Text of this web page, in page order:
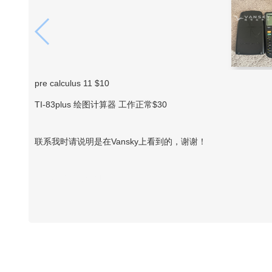
pre calculus 11 $10
TI-83plus 绘图计算器 工作正常$30
联系我时请说明是在Vansky上看到的，谢谢！